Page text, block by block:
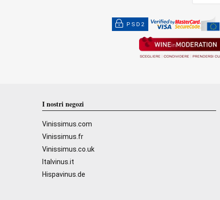
PSD2
I nostri negozi
Vinissimus.com
Vinissimus.fr
Vinissimus.co.uk
Italvinus.it
Hispavinus.de